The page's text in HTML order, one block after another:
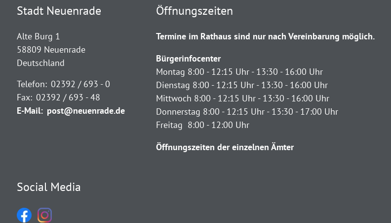
Stadt Neuenrade
Alte Burg 1
58809 Neuenrade
Deutschland
Telefon: 02392 / 693 - 0
Fax: 02392 / 693 - 48
E-Mail: post@neuenrade.de
Öffnungszeiten
Termine im Rathaus sind nur nach Vereinbarung möglich.
Bürgerinfocenter
Montag 8:00 - 12:15 Uhr - 13:30 - 16:00 Uhr
Dienstag 8:00 - 12:15 Uhr - 13:30 - 16:00 Uhr
Mittwoch 8:00 - 12:15 Uhr - 13:30 - 16:00 Uhr
Donnerstag 8:00 - 12:15 Uhr - 13:30 - 17:00 Uhr
Freitag 8:00 - 12:00 Uhr
Öffnungszeiten der einzelnen Ämter
Social Media